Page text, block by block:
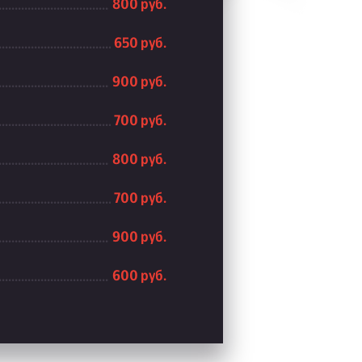
800 руб.
650 руб.
900 руб.
700 руб.
800 руб.
700 руб.
900 руб.
600 руб.